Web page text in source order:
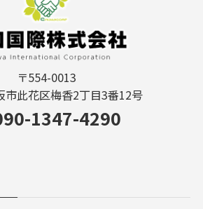
〒554-0013
市此花区梅香2丁目3番12号
1347-4290